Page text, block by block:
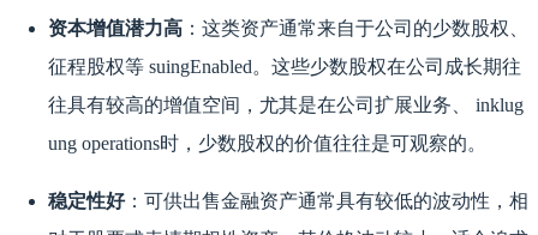
资本增值潜力高 ：这类资产通常来自于公司的少数股权、
征程股权等 suingEnabled。这些少数股权在公司成长期往
往具有较高的增值空间，尤其是在公司扩展业务、 inklug
ung operations时，少数股权的价值往往是可观察的。
稳定性好：可供出售金融资产通常具有较低的波动性，相